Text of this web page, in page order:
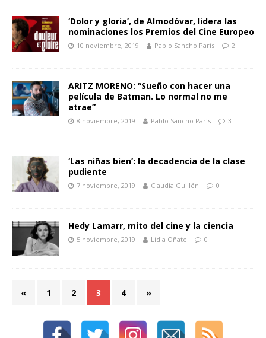
‘Dolor y gloria’, de Almodóvar, lidera las
nominaciones los Premios del Cine Europeo
10 noviembre, 2019 Pablo Sancho París 2
ARITZ MORENO: “Sueño con hacer una
película de Batman. Lo normal no me
atrae”
8 noviembre, 2019 Pablo Sancho París 3
‘Las niñas bien’: la decadencia de la clase
pudiente
7 noviembre, 2019 Claudia Guillén 0
Hedy Lamarr, mito del cine y la ciencia
5 noviembre, 2019 Lídia Oñate 0
« 1 2 3 4 »